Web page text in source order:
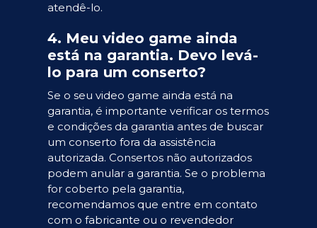
atendê-lo.
4. Meu video game ainda
está na garantia. Devo levá-
lo para um conserto?
Se o seu video game ainda está na
garantia, é importante verificar os termos
e condições da garantia antes de buscar
um conserto fora da assistência
autorizada. Consertos não autorizados
podem anular a garantia. Se o problema
for coberto pela garantia,
recomendamos que entre em contato
com o fabricante ou o revendedor